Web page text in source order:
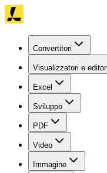
Convertitori
Visualizzatori e editor
Excel
Sviluppo
PDF
Video
Immagine